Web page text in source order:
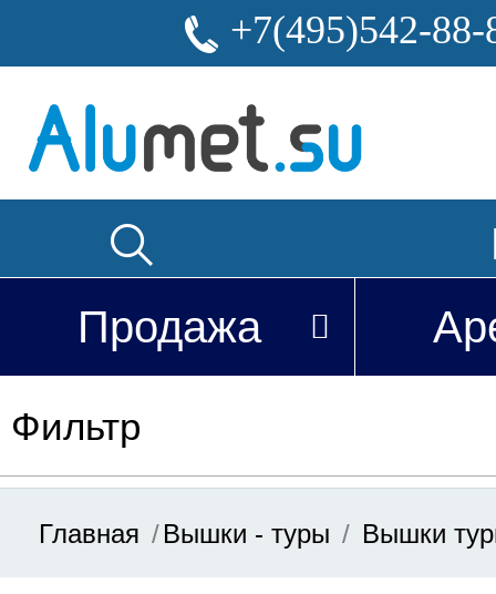
+7(495)542-88-
Продажа
Фильтр
Цена
Главная Вышки - туры Вышки